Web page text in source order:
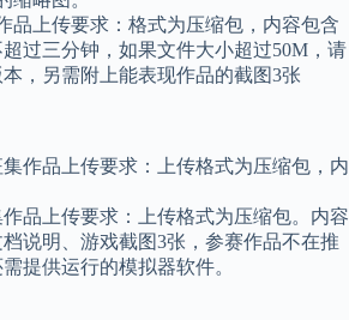
品上传要求：格式为压缩包，内容包含
过三分钟，如果文件大小超过50M，请
，另需附上能表现作品的截图3张
作品上传要求：上传格式为压缩包，内
品上传要求：上传格式为压缩包。内容
说明、游戏截图3张，参赛作品不在推
提供运行的模拟器软件。